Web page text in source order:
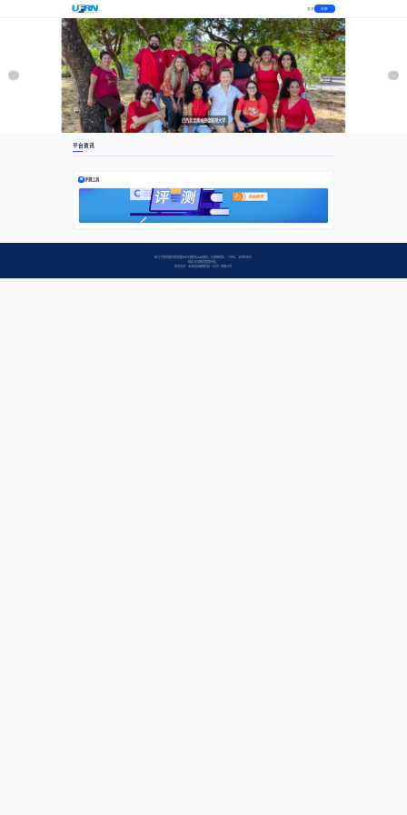
登录 注册
巴西北里奥格朗德联邦大学
平台资讯
评测工具
致力于提供最优质的国际中文教育SaaS服务，打造智慧化、个性化、全球化的在
线学习与教学管理体验。
技术支持：五洲汉风网络科技（北京）有限公司